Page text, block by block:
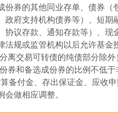
券的其他同业存单、债券（
府支持机构债券等）、短期
协议存款、通知存款等）、现
法规或监管机构以后允许基金
离交易可转债的纯债部分除
券和备选成份券的比例不低
付金、存出保证金、应收申
做相应调整。